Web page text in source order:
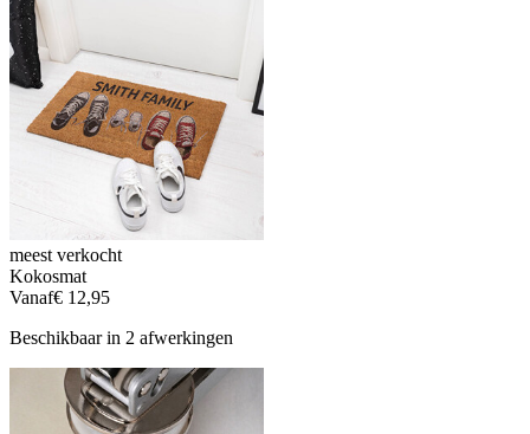
meest verkocht
Kokosmat
Vanaf€ 12,95
Beschikbaar in 2 afwerkingen